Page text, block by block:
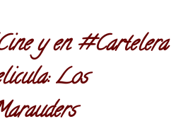
y en #Cartelera
Los